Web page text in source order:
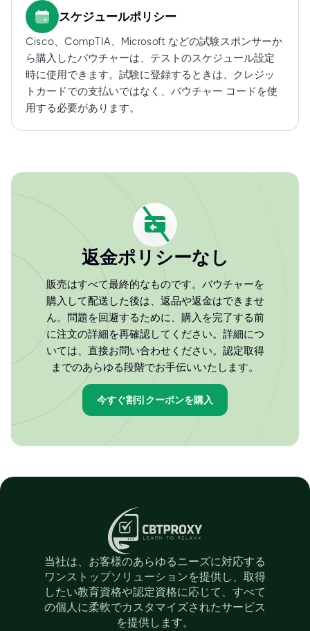
スケジュールポリシー
Cisco、CompTIA、Microsoft などの試験スポンサーか
ら購入したバウチャーは、テストのスケジュール設定
時に使用できます。試験に登録するときは、クレジッ
トカードでの支払いではなく、バウチャー コードを使
用する必要があります。
返金ポリシーなし
販売はすべて最終的なものです。バウチャーを
購入して配送した後は、返品や返金はできませ
ん。問題を回避するために、購入を完了する前
に注文の詳細を再確認してください。詳細につ
いては、直接お問い合わせください。認定取得
までのあらゆる段階でお手伝いいたします。
今すぐ割引クーポンを購入
当社は、お客様のあらゆるニーズに対応する
ワンストップソリューションを提供し、取得
したい教育資格や認定資格に応じて、すべて
の個人に柔軟でカスタマイズされたサービス
を提供します。